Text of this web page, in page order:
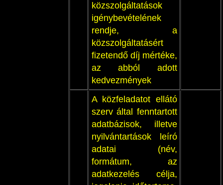
közszolgáltatások
igénybevételének
rendje, a
közszolgáltatásért
fizetendő díj mértéke,
az abból adott
kedvezmények
A közfeladatot ellátó
szerv által fenntartott
adatbázisok, illetve
nyilvántartások leíró
adatai (név,
formátum, az
adatkezelés célja,